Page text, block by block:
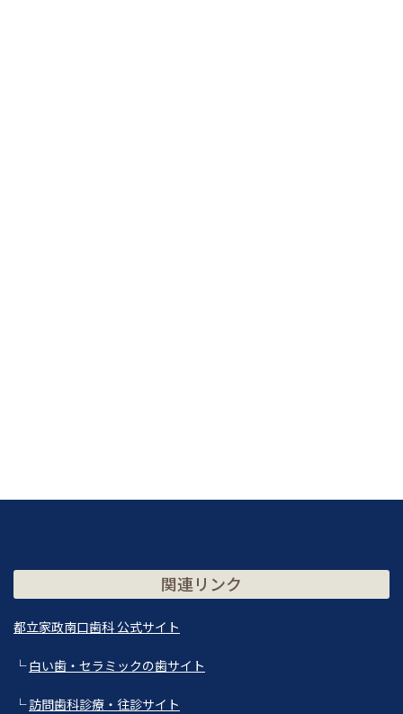
関連リンク
都立家政南口歯科 公式サイト
└白い歯・セラミックの歯サイト
└訪問歯科診療・往診サイト